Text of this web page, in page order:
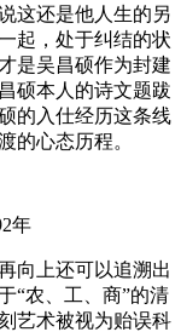
这还是他人生的另
起，处于纠结的状
是吴昌硕作为封建
硕本人的诗文题跋
的入仕经历这条线
的心态历程。
年
向上还可以追溯出
“农、工、商”的清
艺术被视为贻误科